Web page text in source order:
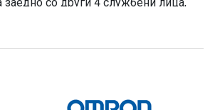
заедно со други 4 службени лица,
2.000 тони пченица и јачмен од
на денешната прес-